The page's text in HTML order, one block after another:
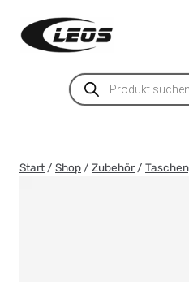
Inhalt
springen
Products
search
Start / Shop / Zubehör /